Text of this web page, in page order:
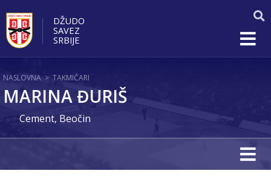
DŽUDO
SAVEZ
SRBIJE
NASLOVNA > TAKMIČARI
MARINA ĐURIŠ
Cement, Beočin